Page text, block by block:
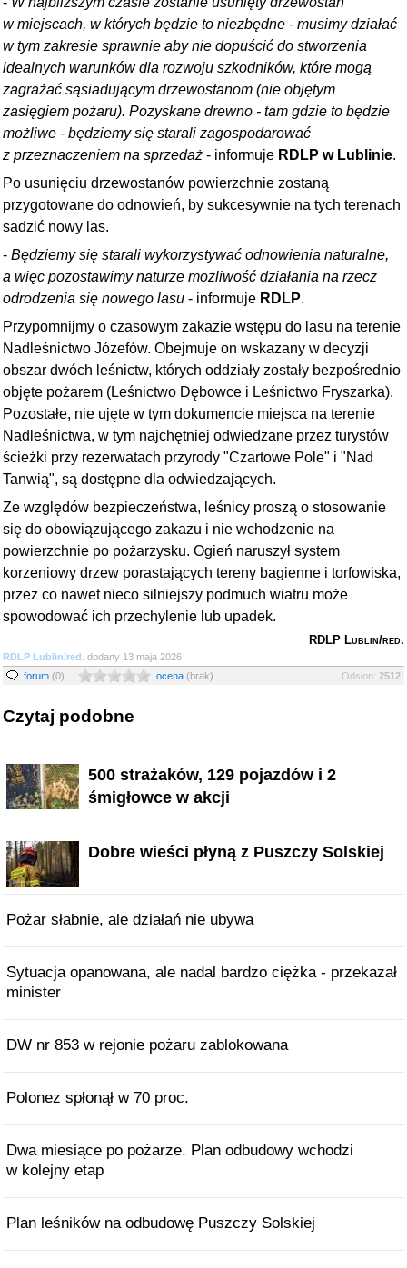
w miejscach, w których będzie to niezbędne - musimy działać
w tym zakresie sprawnie aby nie dopuścić do stworzenia
idealnych warunków dla rozwoju szkodników, które mogą
zagrażać sąsiadującym drzewostanom (nie objętym
zasięgiem pożaru). Pozyskane drewno - tam gdzie to będzie
możliwe - będziemy się starali zagospodarować
z przeznaczeniem na sprzedaż - informuje RDLP w Lublinie.
Po usunięciu drzewostanów powierzchnie zostaną
przygotowane do odnowień, by sukcesywnie na tych terenach
sadzić nowy las.
- Będziemy się starali wykorzystywać odnowienia naturalne,
a więc pozostawimy naturze możliwość działania na rzecz
odrodzenia się nowego lasu - informuje RDLP.
Przypomnijmy o czasowym zakazie wstępu do lasu na terenie
Nadleśnictwo Józefów. Obejmuje on wskazany w decyzji
obszar dwóch leśnictw, których oddziały zostały bezpośrednio
objęte pożarem (Leśnictwo Dębowce i Leśnictwo Fryszarka).
Pozostałe, nie ujęte w tym dokumencie miejsca na terenie
Nadleśnictwa, w tym najchętniej odwiedzane przez turystów
ścieżki przy rezerwatach przyrody "Czartowe Pole" i "Nad
Tanwią", są dostępne dla odwiedzających.
Ze względów bezpieczeństwa, leśnicy proszą o stosowanie
się do obowiązującego zakazu i nie wchodzenie na
powierzchnie po pożarzysku. Ogień naruszył system
korzeniowy drzew porastających tereny bagienne i torfowiska,
przez co nawet nieco silniejszy podmuch wiatru może
spowodować ich przechylenie lub upadek.
RDLP Lublin/red.
RDLP Lublin/red. dodany 13 maja 2026
forum (0) ocena (brak) Odsłon: 2512
Czytaj podobne
500 strażaków, 129 pojazdów i 2
śmigłowce w akcji
Dobre wieści płyną z Puszczy Solskiej
Pożar słabnie, ale działań nie ubywa
Sytuacja opanowana, ale nadal bardzo ciężka - przekazał
minister
DW nr 853 w rejonie pożaru zablokowana
Polonez spłonął w 70 proc.
Dwa miesiące po pożarze. Plan odbudowy wchodzi
w kolejny etap
Plan leśników na odbudowę Puszczy Solskiej